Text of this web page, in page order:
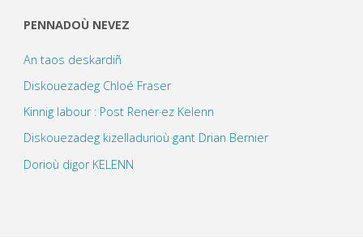
PENNADOÙ NEVEZ
An taos deskardiñ
Diskouezadeg Chloé Fraser
Kinnig labour : Post Rener·ez Kelenn
Diskouezadeg kizelladurioù gant Drian Bernier
Dorioù digor KELENN